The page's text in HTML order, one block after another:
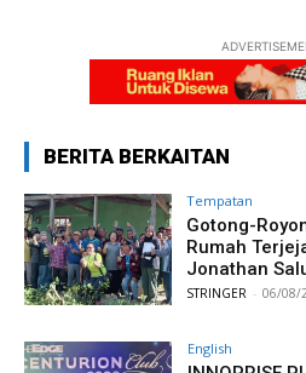
BERITA BERKAITAN
Tempatan
Gotong-
Rumah
Jonathan
STRINGER - 06/08/
English